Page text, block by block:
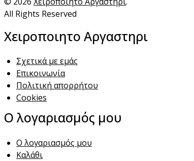
All Rights Reserved
Χειροποιητο Αργαστηρι
Σχετικά με εμάς
Επικοινωνία
Πολιτική απορρήτου
Cookies
Ο λογαριασμός μου
Ο λογαριασμός μου
Καλάθι